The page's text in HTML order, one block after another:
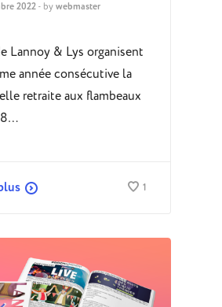
2022- by webmaster
Lannoy & Lys organisent
année consécutive la
retraite aux flambeaux
8…
1